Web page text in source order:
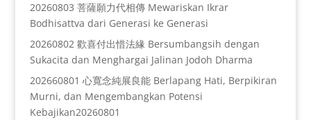
20260803 菩薩願力代相傳 Mewariskan Ikrar
Bodhisattva dari Generasi ke Generasi
20260802 歡喜付出惜法緣 Bersumbangsih dengan
Sukacita dan Menghargai Jalinan Jodoh Dharma
202660801 心寬念純展良能 Berlapang Hati, Berpikiran
Murni, dan Mengembangkan Potensi
Kebajikan20260801